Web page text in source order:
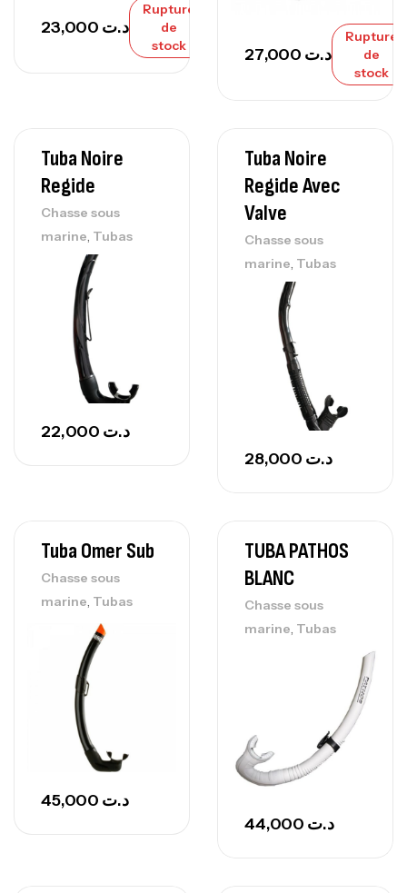
د.ت
Rupture
de
stock
د.ت
Rupture
de
stock
Tuba Noire
Regide
Chasse sous
marine, Tubas
د.ت
Tuba Noire
Regide Avec
Valve
Chasse sous
marine, Tubas
د.ت
Tuba Omer Sub
Chasse sous
marine, Tubas
د.ت
TUBA PATHOS
BLANC
Chasse sous
marine, Tubas
د.ت